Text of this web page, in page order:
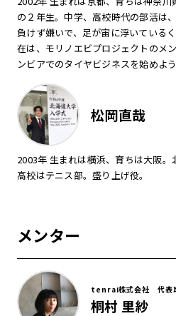
の２年生。中学、高校時代の部活は
負けず嫌いで、足が宙に浮いている
在は、モリノエビプロジェクトのメ
ンビアでのタイヤビジネスを始めよ
松岡直哉
2003年 生まれは横浜、育ちは大阪。
高校はテニス部。盛り上げ役。
メンター
tenrai株式会社 代表
桐村 里紗